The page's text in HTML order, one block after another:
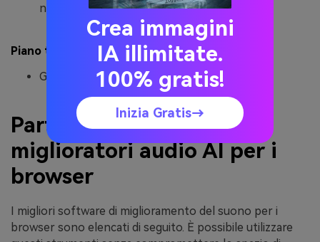
nulla.
Piano tariffario
Gratuito
Parte 3: I due migliori
miglioratori audio AI per i
browser
I migliori software di miglioramento del suono per i
browser sono elencati di seguito. È possibile utilizzare
Crea immagini
IA illimitate.
100% gratis!
Inizia Gratis→